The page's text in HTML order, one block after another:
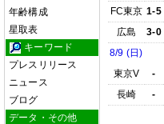
年齢構成
星取表
キーワード
プレスリリース
ニュース
ブログ
データ・その他
FC東京 1-5
広島
3-0
8/9 (日)
東京V
-
長崎
-